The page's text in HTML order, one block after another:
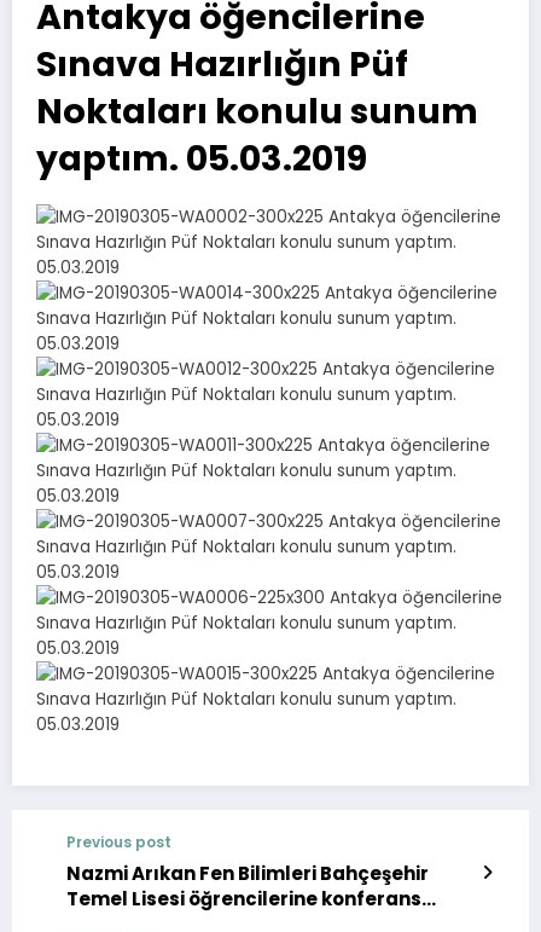
Antakya öğencilerine
Sınava Hazırlığın Püf
Noktaları konulu sunum
yaptım. 05.03.2019
Previous post
Nazmi Arıkan Fen Bilimleri Bahçeşehir
Temel Lisesi öğrencilerine konferans